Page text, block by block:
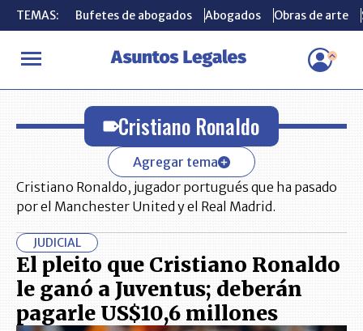
TEMAS: Bufetes de abogados Abogados Obras de arte
INICIO Cristiano Ronaldo
TEMAS: Bufetes de abogados Abogados Obras de arte
Cristiano Ronaldo
Agregar tema
Cristiano Ronaldo, jugador portugués que ha pasado
por el Manchester United y el Real Madrid.
JUDICIAL
El pleito que Cristiano Ronaldo
le ganó a Juventus; deberán
pagarle US$10,6 millones